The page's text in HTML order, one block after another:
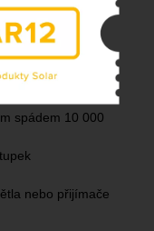
zvětšenými
zip
odkapávání
spádem 10 000
nebo přijímače